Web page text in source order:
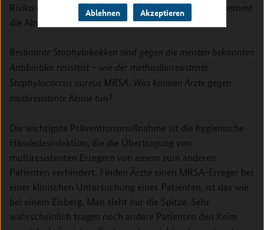
Ablehnen Akzeptieren
Risiko einer Infektion. Auch eine Cortison-Therapie hemmt
die Abwehrbereitschaft.
Bestimmte Staphylokokken sind gegen die meisten bekannten
Antibiotika resistent – wie der methicillinresistente
Staphylococcus aureus MRSA. Was können Ärzte gegen
multiresistente Keime tun?
Die wichtigste Präventionsmaßnahme ist die hygienische
Händedesinfektion, die die Übertragung von
multiresistenten Erregern von einem zum anderen
Patienten verhindert. Finden Ärzte einen MRSA-Erreger bei
einer klinischen Untersuchung eines Patienten, ist das wie
bei einem Eisberg. Man sieht nur die Spitze. Sehr
wahrscheinlich tragen noch andere Patienten den Keim